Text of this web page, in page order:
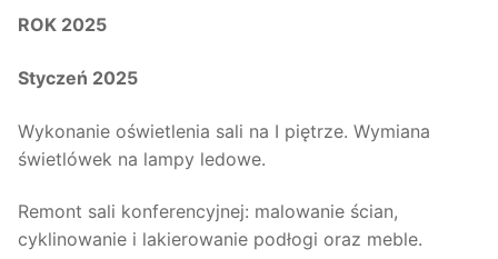
ROK 2025
Styczeń 2025
Wykonanie oświetlenia sali na I piętrze. Wymiana
świetlówek na lampy ledowe.
Remont sali konferencyjnej: malowanie ścian,
cyklinowanie i lakierowanie podłogi oraz meble.